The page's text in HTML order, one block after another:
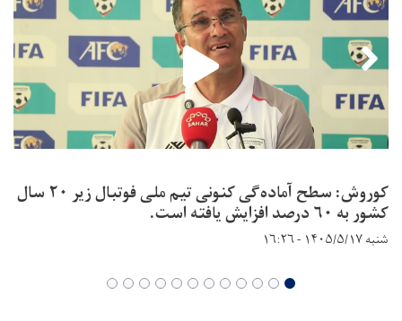
کوروش: سطح آماده‌گی کنونی تیم ملی فوتبال زیر ۲۰ سال
کشور به ۶۰ درصد افزایش یافته است.
شنبه ۱۴۰۵/۵/۱۷ - ۱۶:۲۶